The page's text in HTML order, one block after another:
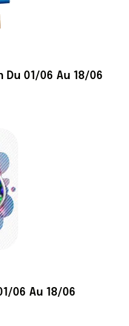
01/06 Au 18/06
06 Au 18/06